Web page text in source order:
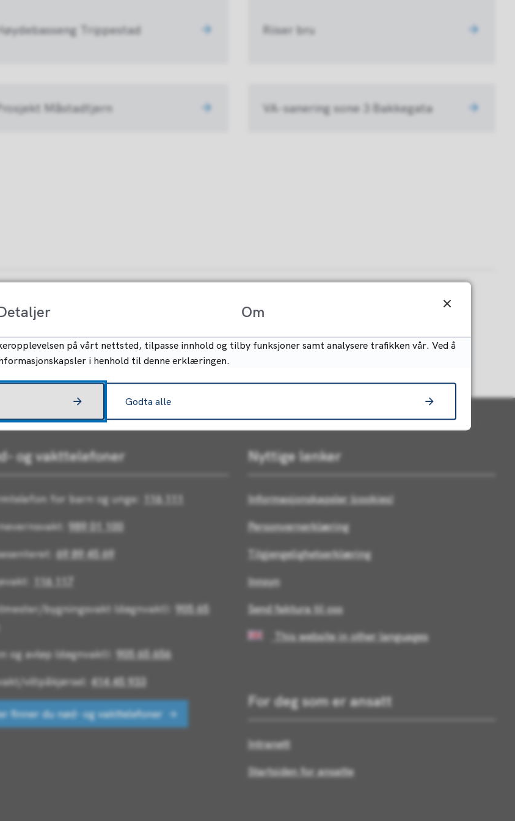
Trippestad Riiser bru
Måstadtjern VA-sanering sone 3 Bakkegata
og vakttelefoner
for barn og unge:
116 111
989 01 100
69 89 45 69
116 117
bygningsvakt (døgnvakt): 905 65
og avløp (døgnvakt): 905 65 656
viltpåkjørsel:414 45 933
finner du nød- og vakttelefoner
Nyttige lenker
Informasjonskapsler (cookies)
Personvernerklæring
Tilgjengelighetserklæring
Innsyn
Send faktura til oss
This website in other languages
For deg som er ansatt
Intranett
Startsiden for ansatte
Om
på vårt nettsted, tilpasse innhold og tilby funksjoner samt analysere trafikken vår. Ved å
i henhold til denne erklæringen.
Godta alle